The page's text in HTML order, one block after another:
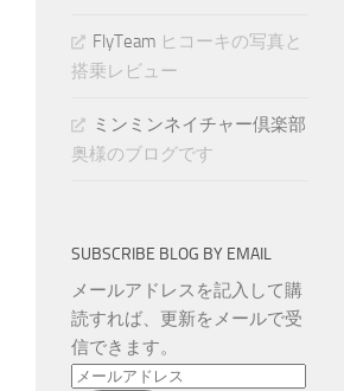
FlyTeam ヒコーキの写真と
搭乗レビュー
ミンミンネイチャー倶楽部
奥様のブログです
SUBSCRIBE BLOG BY EMAIL
メールアドレスを記入して購
読すれば、更新をメールで受
信できます。
メ